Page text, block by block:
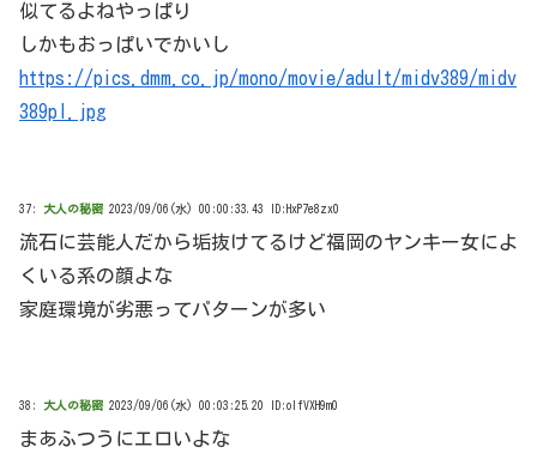
似てるよねやっぱり
しかもおっぱいでかいし
https://pics.dmm.co.jp/mono/movie/adult/midv389/midv
389pl.jpg
37: 大人の秘密 2023/09/06(水) 00:00:33.43 ID:HxP7e8zx0
流石に芸能人だから垢抜けてるけど福岡のヤンキー女によ
くいる系の顔よな
家庭環境が劣悪ってパターンが多い
38: 大人の秘密 2023/09/06(水) 00:03:25.20 ID:olfVXH9m0
まあふつうにエロいよな